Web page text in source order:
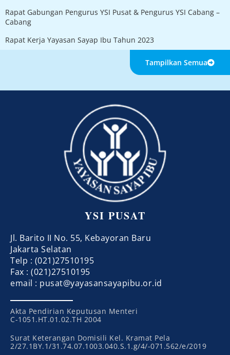
Rapat Gabungan Pengurus YSI Pusat & Pengurus YSI Cabang –
Cabang
Rapat Kerja Yayasan Sayap Ibu Tahun 2023
Tampilkan Semua
YSI PUSAT
Jl. Barito II No. 55, Kebayoran Baru
Jakarta Selatan
Telp : (021)27510195
Fax : (021)27510195
email : pusat@yayasansayapibu.or.id
Akta Pendirian Keputusan Menteri
C-1051.HT.01.02.TH 2004
Surat Keterangan Domisili Kel. Kramat Pela
2/27.1BY.1/31.74.07.1003.040.S.1.g/4/-071.562/e/2019